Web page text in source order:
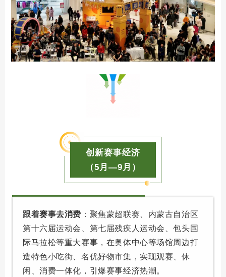
创新赛事经济
（5月—9月）
跟着赛事去消费 ：聚焦蒙超联赛、内蒙古自治区
第十六届运动会、第七届残疾人运动会、包头国
际马拉松等重大赛事，在奥体中心等场馆周边打
造特色小吃街、名优好物市集，实现观赛、休
闲、消费一体化，引爆赛事经济热潮。